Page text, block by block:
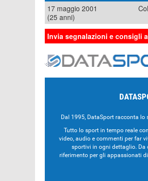
17 maggio 2001
(25 anni)
Invia segnalazioni e consigli a
Dal 1995, DataSport racconta
Tutto lo sport in tempo reale
video, audio e commenti per far
sportivi in ogni dettaglio. Da
riferimento per gli appassionati